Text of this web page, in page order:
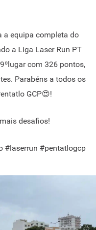
a equipa completa do
a Liga Laser Run PT
com 326 pontos,
Parabéns a todos os
GCP😍!
desafios!
#laserrun #pentatlogcp